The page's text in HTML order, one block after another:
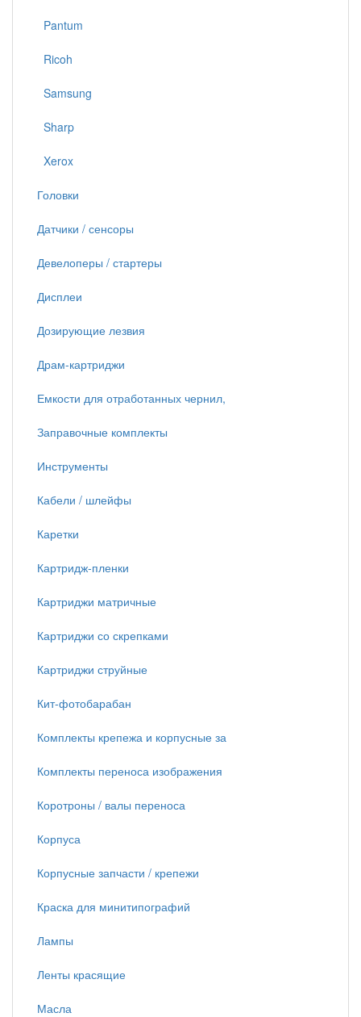
Pantum
Ricoh
Samsung
Sharp
Xerox
Головки
Датчики / сенсоры
Девелоперы / стартеры
Дисплеи
Дозирующие лезвия
Драм-картриджи
Емкости для отработанных чернил,
Заправочные комплекты
Инструменты
Кабели / шлейфы
Каретки
Картридж-пленки
Картриджи матричные
Картриджи со скрепками
Картриджи струйные
Кит-фотобарабан
Комплекты крепежа и корпусные за
Комплекты переноса изображения
Коротроны / валы переноса
Корпуса
Корпусные запчасти / крепежи
Краска для минитипографий
Лампы
Ленты красящие
Масла